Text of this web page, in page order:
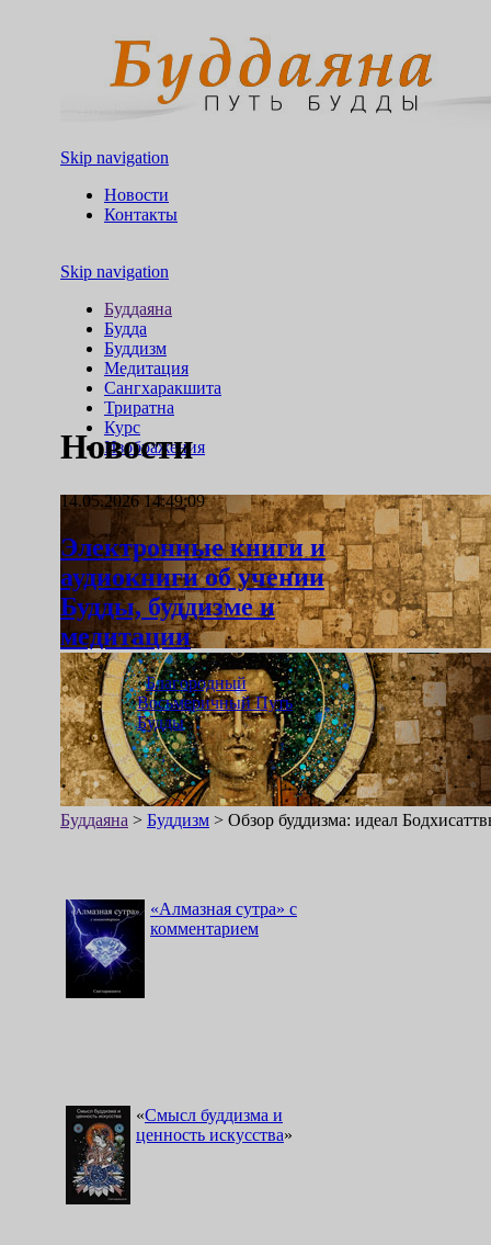
Skip navigation
Новости
Контакты
Skip navigation
Буддаяна
Будда
Буддизм
Медитация
Сангхаракшита
Триратна
Курс
Изображения
Буддаяна > Буддизм > Обзор буддизма: идеал
Новости
14.05.2026 14:49:09
Электронные книги и
аудиокниги об учении
Будды, буддизме и
медитации
«Благородный
Восьмеричный Путь
Будды»
«Алмазная сутра» с
комментарием
«Смысл буддизма и
ценность искусства»